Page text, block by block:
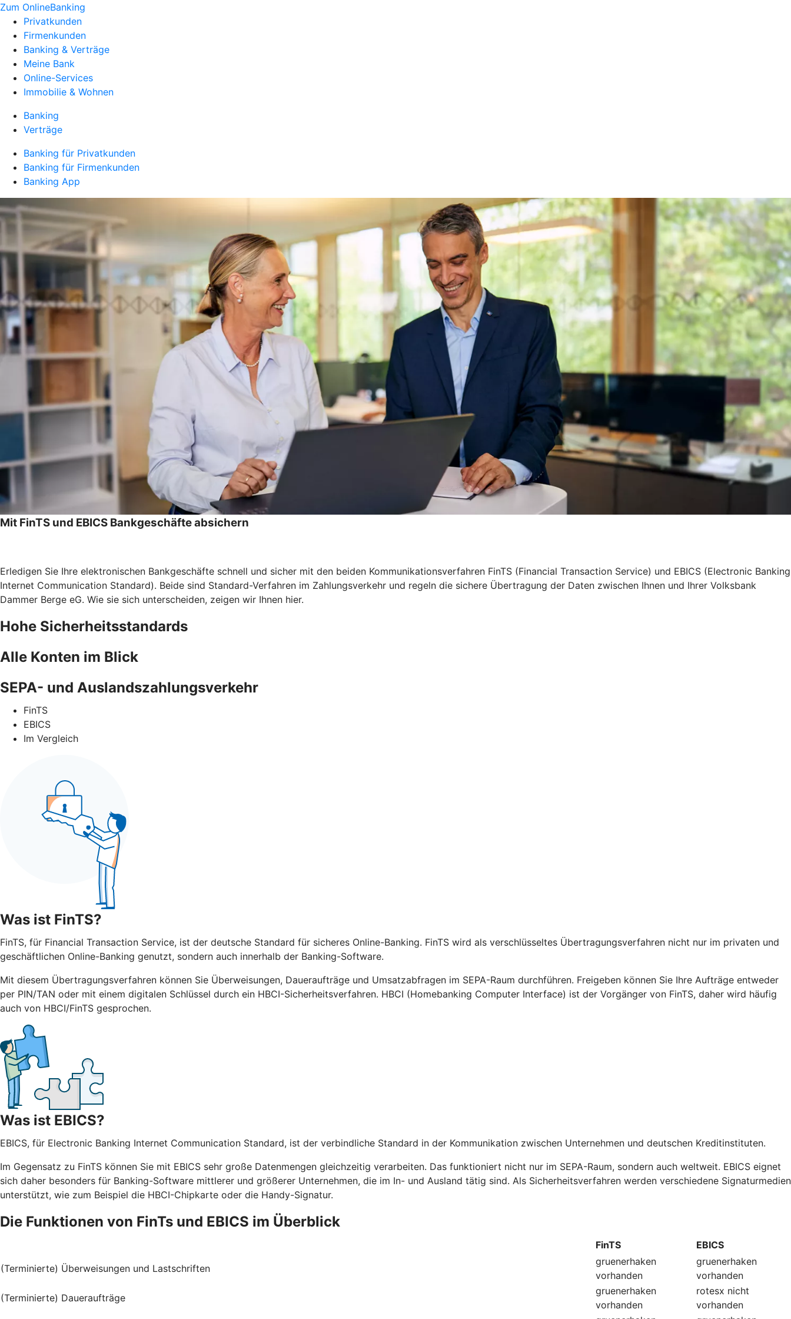
Zum OnlineBanking
Privatkunden
Firmenkunden
Banking & Verträge
Meine Bank
Online-Services
Immobilie & Wohnen
Banking
Verträge
Banking für Privatkunden
Banking für Firmenkunden
Banking App
Mit FinTS und EBICS Bankgeschäfte absichern
Erledigen Sie Ihre elektronischen Bankgeschäfte schnell und sicher mit den beiden Kommunikationsverfahren FinTS (Financial Transaction Service) und EBICS (Electronic Banking
Internet Communication Standard). Beide sind Standard-Verfahren im Zahlungsverkehr und regeln die sichere Übertragung der Daten zwischen Ihnen und Ihrer Volksbank
Dammer Berge eG. Wie sie sich unterscheiden, zeigen wir Ihnen hier.
Hohe Sicherheitsstandards
Alle Konten im Blick
SEPA- und Auslandszahlungsverkehr
FinTS
EBICS
Im Vergleich
Was ist FinTS?
FinTS, für Financial Transaction Service, ist der deutsche Standard für sicheres Online-Banking. FinTS wird als verschlüsseltes Übertragungsverfahren nicht nur im privaten und
geschäftlichen Online-Banking genutzt, sondern auch innerhalb der Banking-Software.
Mit diesem Übertragungsverfahren können Sie Überweisungen, Daueraufträge und Umsatzabfragen im SEPA-Raum durchführen. Freigeben können Sie Ihre Aufträge entweder
per PIN/TAN oder mit einem digitalen Schlüssel durch ein HBCI-Sicherheitsverfahren. HBCI (Homebanking Computer Interface) ist der Vorgänger von FinTS, daher wird häufig
auch von HBCI/FinTS gesprochen.
Was ist EBICS?
EBICS, für Electronic Banking Internet Communication Standard, ist der verbindliche Standard in der Kommunikation zwischen Unternehmen und deutschen Kreditinstituten.
Im Gegensatz zu FinTS können Sie mit EBICS sehr große Datenmengen gleichzeitig verarbeiten. Das funktioniert nicht nur im SEPA-Raum, sondern auch weltweit. EBICS eignet
sich daher besonders für Banking-Software mittlerer und größerer Unternehmen, die im In- und Ausland tätig sind. Als Sicherheitsverfahren werden verschiedene Signaturmedien
unterstützt, wie zum Beispiel die HBCI-Chipkarte oder die Handy-Signatur.
Die Funktionen von FinTs und EBICS im Überblick
FinTS
EBICS
(Terminierte) Überweisungen und Lastschriften
gruenerhaken
vorhanden
gruenerhaken
vorhanden
(Terminierte) Daueraufträge
gruenerhaken
vorhanden
rotesx nicht
vorhanden